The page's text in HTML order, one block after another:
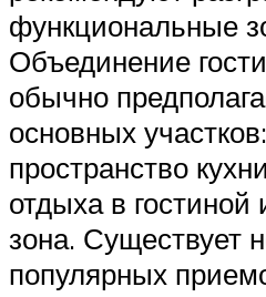
функциональные
Объединение
обычно
основных
пространство
отдыха в гостиной
зона. Существует
популярных